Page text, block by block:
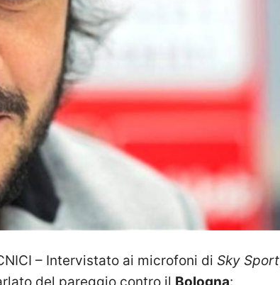
– Intervistato ai microfoni di Sky Sport